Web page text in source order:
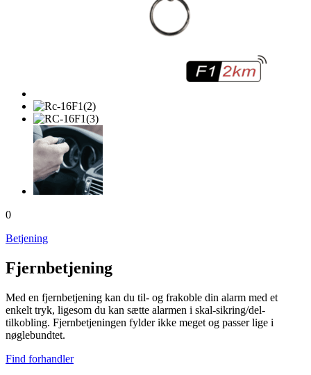
0
Betjening
Fjernbetjening
Med en fjernbetjening kan du til- og frakoble din alarm med et
enkelt tryk, ligesom du kan sætte alarmen i skal-sikring/del-
tilkobling. Fjernbetjeningen fylder ikke meget og passer lige i
nøglebundtet.
Find forhandler